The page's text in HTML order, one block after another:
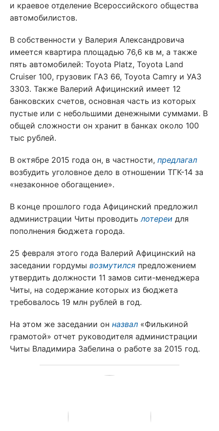
и краевое отделение Всероссийского общества
автомобилистов.
В собственности у Валерия Александровича
имеется квартира площадью 76,6 кв м, а также
пять автомобилей: Toyota Platz, Toyota Land
Cruiser 100, грузовик ГАЗ 66, Toyota Camry и УАЗ
3303. Также Валерий Афицинский имеет 12
банковских счетов, основная часть из которых
пустые или с небольшими денежными суммами. В
общей сложности он хранит в банках около 100
тыс рублей.
В октябре 2015 года он, в частности, предлагал
возбудить уголовное дело в отношении ТГК-14 за
«незаконное обогащение».
В конце прошлого года Афицинский предложил
администрации Читы проводитьлотереи для
пополнения бюджета города.
25 февраля этого года Валерий Афицинский на
заседании гордумы возмутился предложением
утвердить должности 11 замов сити-менеджера
Читы, на содержание которых из бюджета
требовалось 19 млн рублей в год.
На этом же заседании он назвал «Филькиной
грамотой» отчет руководителя администрации
Читы Владимира Забелина о работе за 2015 год.